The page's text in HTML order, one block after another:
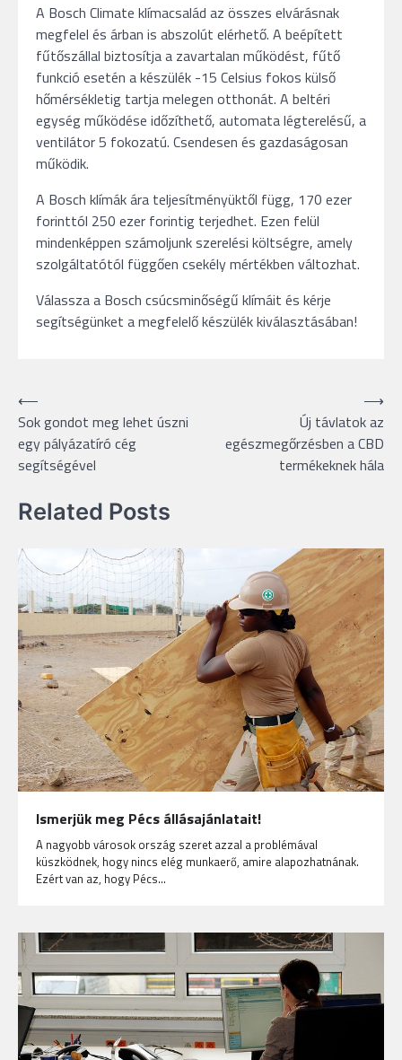
A Bosch Climate klímacsalád az összes elvárásnak
megfelel és árban is abszolút elérhető. A beépített
fűtőszállal biztosítja a zavartalan működést, fűtő
funkció esetén a készülék -15 Celsius fokos külső
hőmérsékletig tartja melegen otthonát. A beltéri
egység működése időzíthető, automata légterelésű, a
ventilátor 5 fokozatú. Csendesen és gazdaságosan
működik.
A Bosch klímák ára teljesítményüktől függ, 170 ezer
forinttól 250 ezer forintig terjedhet. Ezen felül
mindenképpen számoljunk szerelési költségre, amely
szolgáltatótól függően csekély mértékben változhat.
Válassza a Bosch csúcsminőségű klímáit és kérje
segítségünket a megfelelő készülék kiválasztásában!
Bejegyzés
navigáció
⟵
Sok gondot meg lehet úszni
egy pályázatíró cég
segítségével
Új távlatok az
egészmegőrzésben a CBD
termékeknek hála
⟶
Related Posts
Ismerjük meg Pécs állásajánlatait!
A nagyobb városok ország szeret azzal a problémával
küszködnek, hogy nincs elég munkaerő, amire alapozhatnának.
Ezért van az, hogy Pécs…